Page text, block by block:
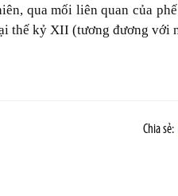
qua mối liên quan của
thế kỷ XII (tương đương với
Chia sẻ: